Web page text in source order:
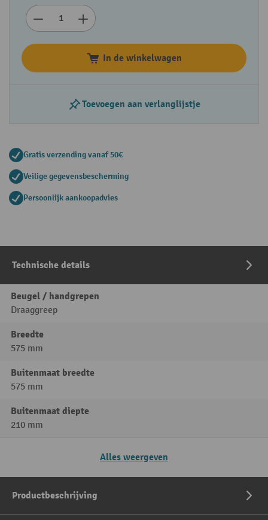
In de winkelwagen
Toevoegen aan verlanglijstje
Gratis verzending vanaf 50€
Veilige gegevensbescherming
Persoonlijk aankoopadvies
Technische details
Beugel / handgrepen
Draaggreep
Breedte
575 mm
Buitenmaat breedte
575 mm
Buitenmaat diepte
210 mm
Alles weergeven
Productbeschrijving